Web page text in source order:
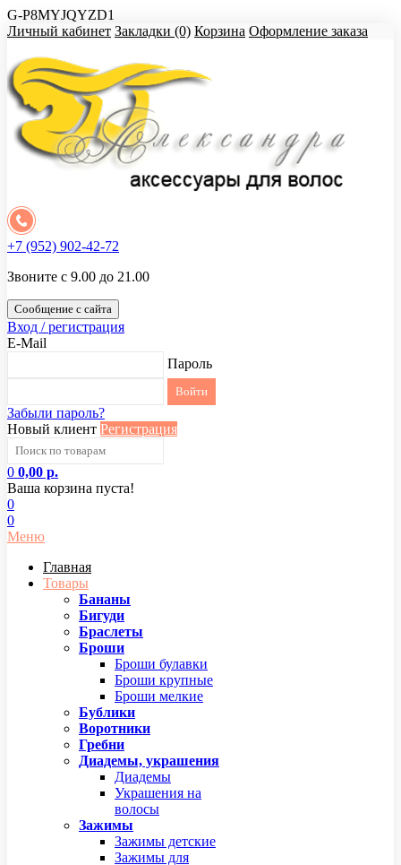
G-P8MYJQYZD1
Личный кабинет Закладки (0) Корзина Оформление заказа
+7 (952) 902-42-72
Звоните с 9.00 до 21.00
Сообщение с сайта
Вход / регистрация
E-Mail
Пароль
Забыли пароль?
Новый клиент Регистрация
0 0,00 р.
Ваша корзина пуста!
0
0
Меню
Главная
Товары
Бананы
Бигуди
Браслеты
Броши
Броши булавки
Броши крупные
Броши мелкие
Бублики
Воротники
Гребни
Диадемы, украшения
Диадемы
Украшения на
волосы
Зажимы
Зажимы детские
Зажимы для